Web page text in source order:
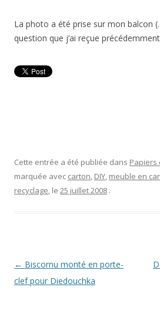
La photo a été prise sur mon balcon
question que j’ai reçue
Cette entrée a été publiée dans Papiers
marquée avec carton, DIY, meuble en
recyclage, le 25 juillet 2008 .
Navigation
des
← Biscornu monté en porte-
clef pour Diedouchka